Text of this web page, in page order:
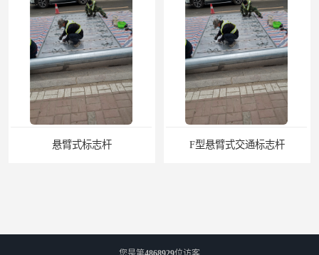
F型悬臂式交通标志杆 道路交通标志牌